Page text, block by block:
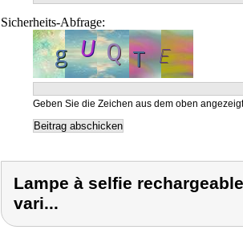
Sicherheits-Abfrage:
Geben Sie die Zeichen aus dem oben
Lampe à selfie
vari...